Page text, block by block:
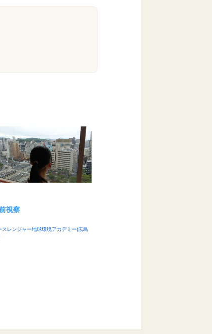
視察
スレンジャー地球環境アカデミー(広島